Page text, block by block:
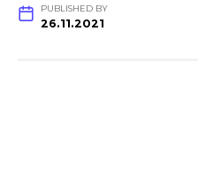
PUBLISHED BY
26.11.2021